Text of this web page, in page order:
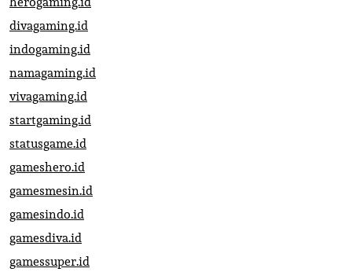
divagaming.id
indogaming.id
namagaming.id
vivagaming.id
startgaming.id
statusgame.id
gameshero.id
gamesmesin.id
gamesindo.id
gamesdiva.id
gamessuper.id